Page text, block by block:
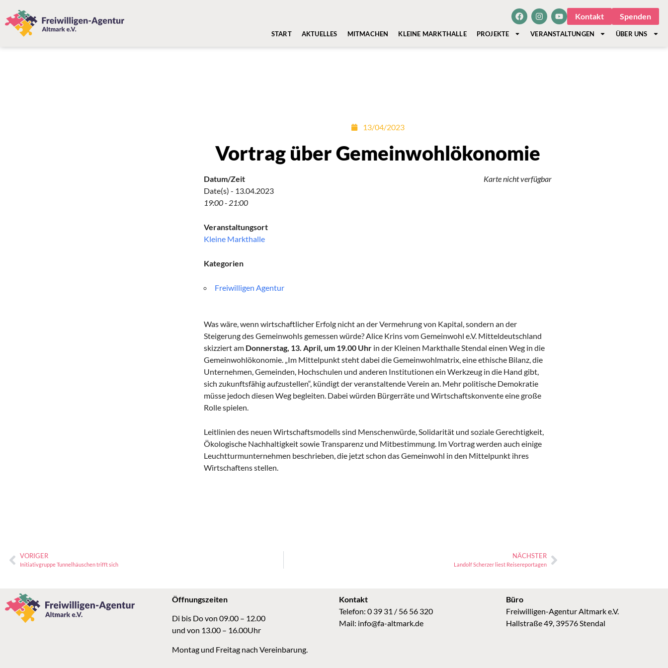
Kontakt Spenden
START AKTUELLES MITMACHEN KLEINE MARKTHALLE PROJEKTE VERANSTALTUNGEN ÜBER UNS
13/04/2023
Vortrag über Gemeinwohlökonomie
Karte nicht verfügbar
Datum/Zeit
Date(s) - 13.04.2023
19:00 - 21:00
Veranstaltungsort
Kleine Markthalle
Kategorien
Freiwilligen Agentur
Was wäre, wenn wirtschaftlicher Erfolg nicht an der Vermehrung von Kapital, sondern an der
Steigerung des Gemeinwohls gemessen würde? Alice Krins vom Gemeinwohl e.V. Mitteldeutschland
skizziert am Donnerstag, 13. April, um 19.00 Uhrin der Kleinen Markthalle Stendal einen Weg in die
Gemeinwohlökonomie. „Im Mittelpunkt steht dabei die Gemeinwohlmatrix, eine ethische Bilanz, die
Unternehmen, Gemeinden, Hochschulen und anderen Institutionen ein Werkzeug in die Hand gibt,
sich zukunftsfähig aufzustellen“, kündigt der veranstaltende Verein an. Mehr politische Demokratie
müsse jedoch diesen Weg begleiten. Dabei würden Bürgerräte und Wirtschaftskonvente eine große
Rolle spielen.
Leitlinien des neuen Wirtschaftsmodells sind Menschenwürde, Solidarität und soziale Gerechtigkeit,
Ökologische Nachhaltigkeit sowie Transparenz und Mitbestimmung. Im Vortrag werden auch einige
Leuchtturmunternehmen beschrieben, die jetzt schon das Gemeinwohl in den Mittelpunkt ihres
Wirtschaftens stellen.
VORIGER
Initiativgruppe Tunnelhäuschen trifft sich
NÄCHSTER
Landolf Scherzer liest Reisereportagen
Öffnungszeiten
Di bis Do von 09.00 – 12.00
und von 13.00 – 16.00Uhr
Montag und Freitag nach Vereinbarung.
Kontakt
Telefon: 0 39 31 / 56 56 320
Mail: info@fa-altmark.de
Büro
Freiwilligen-Agentur Altmark e.V.
Hallstraße 49, 39576 Stendal